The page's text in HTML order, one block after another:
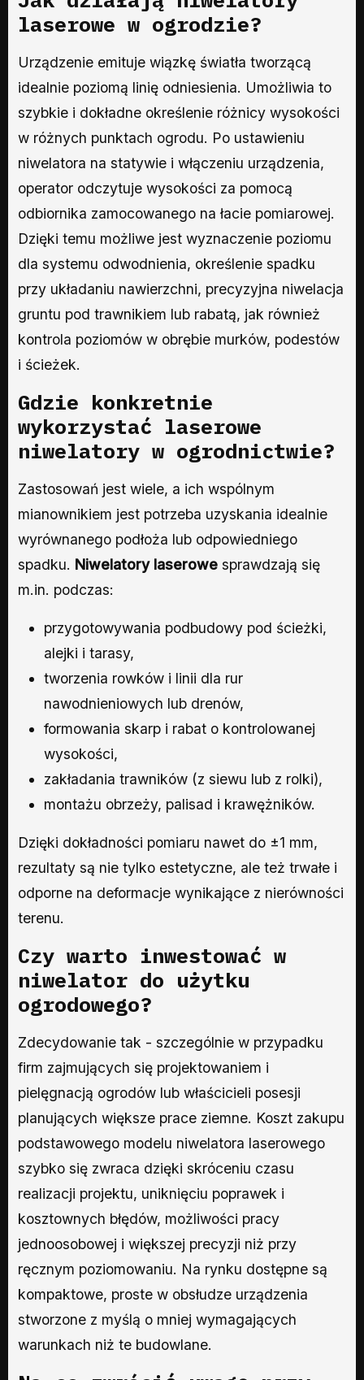
laserowe w ogrodzie?
Urządzenie emituje wiązkę światła tworzącą
idealnie poziomą linię odniesienia. Umożliwia to
szybkie i dokładne określenie różnicy wysokości
w różnych punktach ogrodu. Po ustawieniu
niwelatora na statywie i włączeniu urządzenia,
operator odczytuje wysokości za pomocą
odbiornika zamocowanego na łacie pomiarowej.
Dzięki temu możliwe jest wyznaczenie poziomu
dla systemu odwodnienia, określenie spadku
przy układaniu nawierzchni, precyzyjna niwelacja
gruntu pod trawnikiem lub rabatą, jak również
kontrola poziomów w obrębie murków, podestów
i ścieżek.
Gdzie konkretnie
wykorzystać laserowe
niwelatory w ogrodnictwie?
Zastosowań jest wiele, a ich wspólnym
mianownikiem jest potrzeba uzyskania idealnie
wyrównanego podłoża lub odpowiedniego
spadku. Niwelatory laserowe sprawdzają się
m.in. podczas:
przygotowywania podbudowy pod ścieżki,
alejki i tarasy,
tworzenia rowków i linii dla rur
nawodnieniowych lub drenów,
formowania skarp i rabat o kontrolowanej
wysokości,
zakładania trawników (z siewu lub z rolki),
montażu obrzeży, palisad i krawężników.
Dzięki dokładności pomiaru nawet do ±1 mm,
rezultaty są nie tylko estetyczne, ale też trwałe i
odporne na deformacje wynikające z nierówności
terenu.
Czy warto inwestować w
niwelator do użytku
ogrodowego?
Zdecydowanie tak - szczególnie w przypadku
firm zajmujących się projektowaniem i
pielęgnacją ogrodów lub właścicieli posesji
planujących większe prace ziemne. Koszt zakupu
podstawowego modelu niwelatora laserowego
szybko się zwraca dzięki skróceniu czasu
realizacji projektu, uniknięciu poprawek i
kosztownych błędów, możliwości pracy
jednoosobowej i większej precyzji niż przy
ręcznym poziomowaniu. Na rynku dostępne są
kompaktowe, proste w obsłudze urządzenia
stworzone z myślą o mniej wymagających
warunkach niż te budowlane.